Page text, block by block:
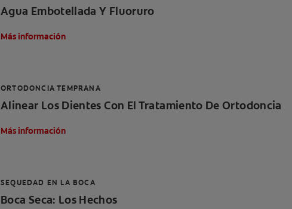
Agua Embotellada Y Fluoruro
Más información
ORTODONCIA TEMPRANA
Alinear Los Dientes Con El Tratamiento De Ortodoncia
Más información
SEQUEDAD EN LA BOCA
Boca Seca: Los Hechos